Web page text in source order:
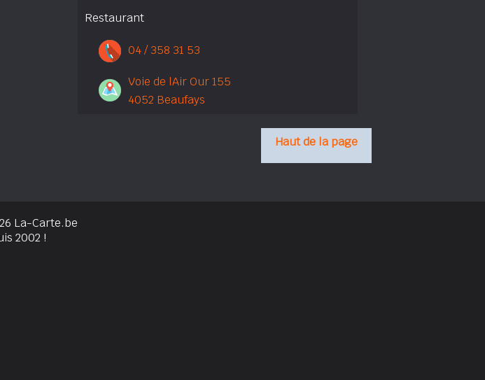
Restaurant
04 / 358 31 53
Voie de lAir Our 155
4052 Beaufays
Haut de la page
La-Carte.be
2002 !